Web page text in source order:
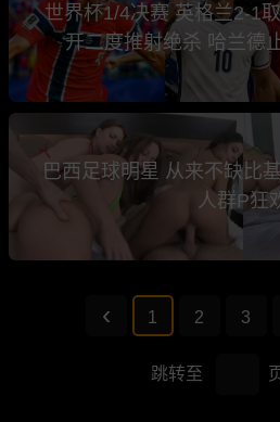
世界杯1/4决赛 英格兰2-1
开二度推射绝杀 哈兰德
巴西足球明星 从来不缺比
人群P狂
1 2 3
跳转至